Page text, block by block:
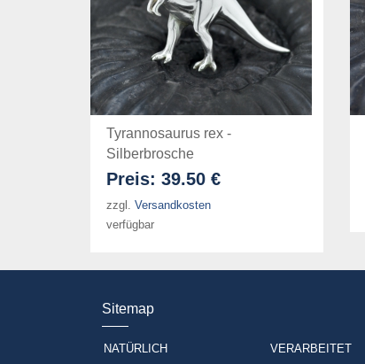
Tyrannosaurus rex -
Silberbrosche
Preis: 39.50 €
zzgl. Versandkosten
verfügbar
Sitemap
NATÜRLICH VERARBEITET